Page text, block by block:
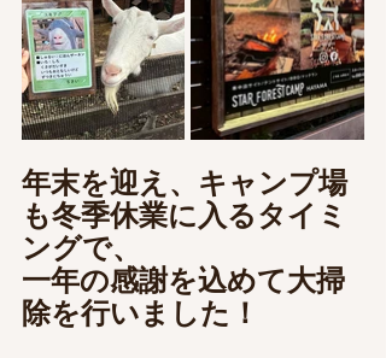
年末を迎え、キャンプ場
も冬季休業に入るタイミ
ングで、
一年の感謝を込めて大掃
除を行いました！